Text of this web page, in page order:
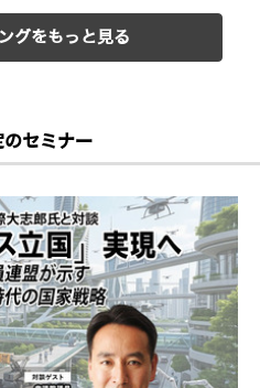
グをもっと見る
のセミナー